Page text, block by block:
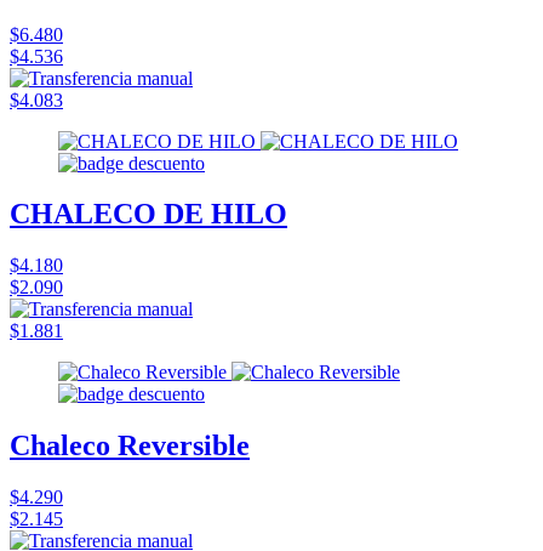
$6.480
$4.536
$4.083
CHALECO DE HILO
$4.180
$2.090
$1.881
Chaleco Reversible
$4.290
$2.145